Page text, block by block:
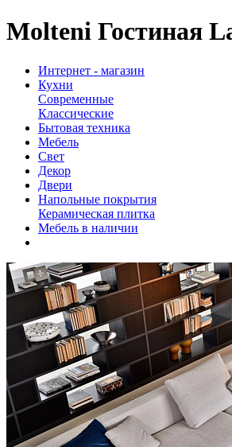
Molteni Гостиная
Интернет - магазин
Кухни
Современные
Классические
Бытовая техника
Мебель
Свет
Декор
Двери
Напольные покрытия
Керамическая плитка
Мебель в наличии